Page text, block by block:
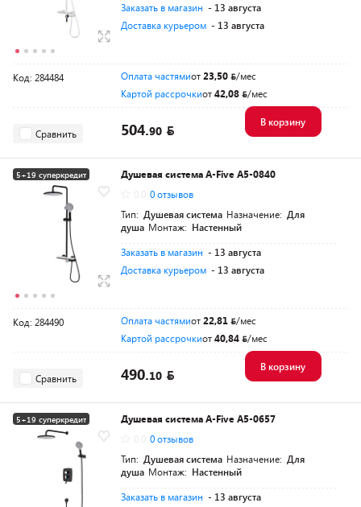
Заказать в магазин - 13 августа
Доставка курьером - 13 августа
Код: 284484 Оплата частямиот23,50
/мес
Картой рассрочкиот42,08 /мес
Сравнить 504.90
В корзину
5+19 суперкредит
Разумная цена
Душевая система A-Five A5-0840
0 отзывов
Тип: Душевая система Назначение: Для
душа Монтаж: Настенный
Заказать в магазин - 13 августа
Доставка курьером - 13 августа
Код: 284490 Оплата частямиот22,81
/мес
Картой рассрочкиот40,84 /мес
Сравнить 490.10
В корзину
5+19 суперкредит
Разумная цена
Душевая система A-Five A5-0657
0 отзывов
Тип: Душевая система Назначение: Для
душа Монтаж: Настенный
Заказать в магазин - 13 августа